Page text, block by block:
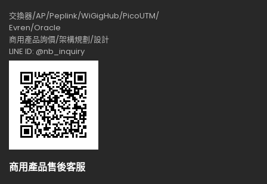
交換器/AP/Peplink/WiGigHub/PicoUTM/
Evren/Oracle
商用產品詢價/架構規劃/設計
LINE ID: @nb_inquiry
商用產品售後客服